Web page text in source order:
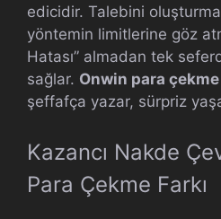
edicidir. Talebini
yöntemin limitlerine göz
Hatası” almadan tek
sağlar. Onwin para çekme
şeffafça yazar, sürpriz
Kazancı Nakde
Para Çekme Farkı